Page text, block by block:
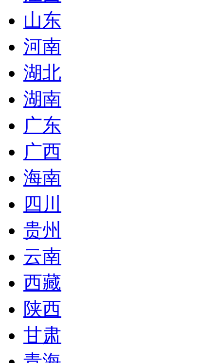
山东
河南
湖北
湖南
广东
广西
海南
四川
贵州
云南
西藏
陕西
甘肃